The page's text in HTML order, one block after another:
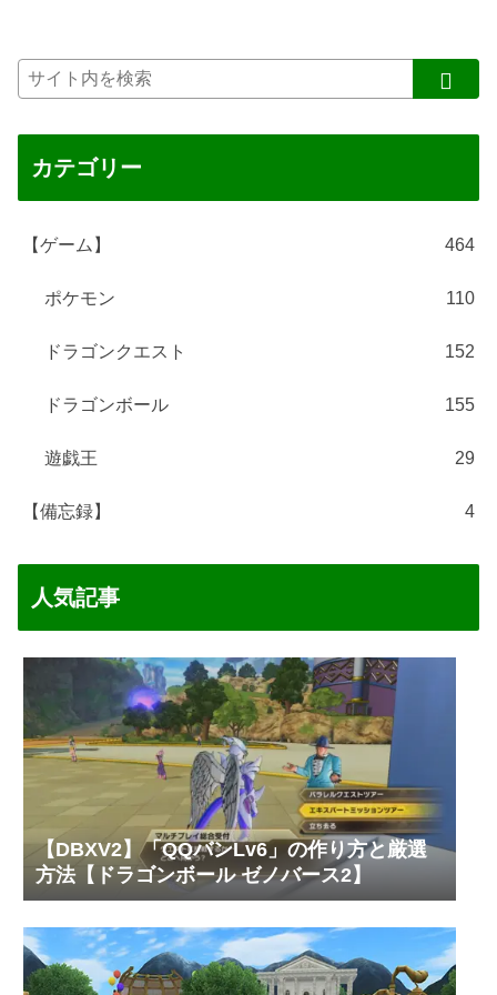
カテゴリー
【ゲーム】 464
ポケモン 110
ドラゴンクエスト 152
ドラゴンボール 155
遊戯王 29
【備忘録】 4
人気記事
【DBXV2】「QQバンLv6」の作り方と厳選
方法【ドラゴンボール ゼノバース2】